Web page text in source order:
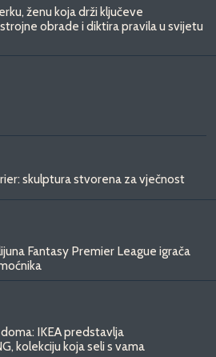
ženu koja drži ključeve
obrade i diktira pravila u svijetu
skulptura stvorena za vječnost
Fantasy Premier League igrača
IKEA predstavlja
kolekciju koja seli s vama